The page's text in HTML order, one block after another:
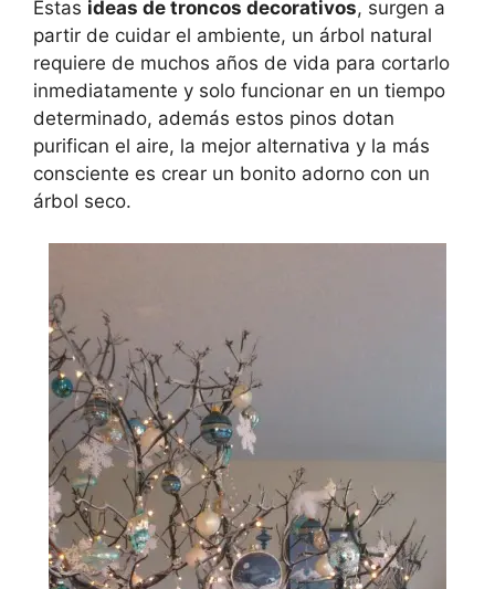
Estas ideas de troncos decorativos, surgen a
partir de cuidar el ambiente, un árbol natural
requiere de muchos años de vida para cortarlo
inmediatamente y solo funcionar en un tiempo
determinado, además estos pinos dotan
purifican el aire, la mejor alternativa y la más
consciente es crear un bonito adorno con un
árbol seco.